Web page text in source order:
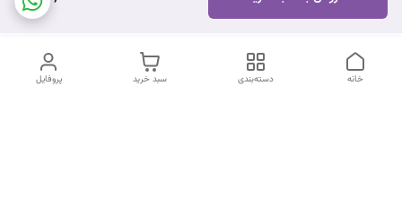
پروفایل سبد خرید دسته‌بندی خانه